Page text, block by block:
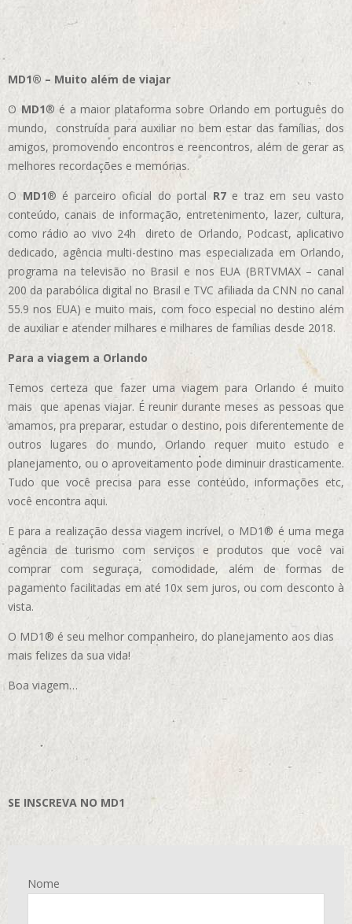
MD1® – Muito além de viajar
O MD1® é a maior plataforma sobre Orlando em português do
mundo, construída para auxiliar no bem estar das famílias, dos
amigos, promovendo encontros e reencontros, além de gerar as
melhores recordações e memórias.
OMD1® é parceiro oficial do portal R7e traz em seu vasto
conteúdo, canais de informação, entretenimento, lazer, cultura,
como rádio ao vivo 24h direto de Orlando, Podcast, aplicativo
dedicado, agência multi-destino mas especializada em Orlando,
programa na televisão no Brasil e nos EUA (BRTVMAX – canal
200 da parabólica digital no Brasil e TVC afiliada da CNN no canal
55.9 nos EUA) e muito mais, com foco especial no destino além
de auxiliar e atender milhares e milhares de famílias desde 2018.
Para a viagem a Orlando
Temos certeza que fazer uma viagem para Orlando é muito
mais que apenas viajar. É reunir durante meses as pessoas que
amamos, pra preparar, estudar o destino, pois diferentemente de
outros lugares do mundo, Orlando requer muito estudo e
planejamento, ou o aproveitamento pode diminuir drasticamente.
Tudo que você precisa para esse conteúdo, informações etc,
você encontra aqui.
E para a realização dessa viagem incrível, o MD1® é uma mega
agência de turismo com serviços e produtos que você vai
comprar com seguraça, comodidade, além de formas de
pagamento facilitadas em até 10x sem juros, ou com desconto à
vista.
O MD1® é seu melhor companheiro, do planejamento aos dias
mais felizes da sua vida!
Boa viagem…
SE INSCREVA NO MD1
Nome